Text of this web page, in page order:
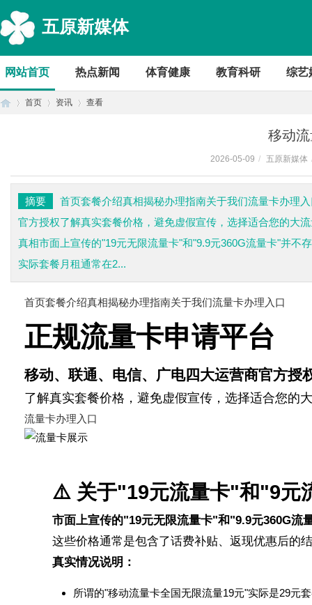
五原新媒体
网站首页 热点新闻 体育健康 教育科研 综艺
首页 资讯 查看
移动
2026-05-09 / 五原新媒体
摘要
首页套餐介绍真相揭秘办理指南关于我们流量卡办理
官方授权了解真实套餐价格，避免虚假宣传，选择适合您的大
真相市面上宣传的"19元无限流量卡"和"9.9元360G流量卡"并不
实际套餐月租通常在2...
首页套餐介绍真相揭秘办理指南关于我们流量卡办理入口
正规流量卡申请平台
移动、联通、电信、广电四大运营商官方授
了解真实套餐价格，避免虚假宣传，选择适合您的
流量卡办理入口
⚠️ 关于"19元流量卡"和"9元
市面上宣传的"19元无限流量卡"和"9.9元360G流
这些价格通常是包含了话费补贴、返现优惠后的
真实情况说明：
所谓的"移动流量卡全国无限流量19元"实际是29元